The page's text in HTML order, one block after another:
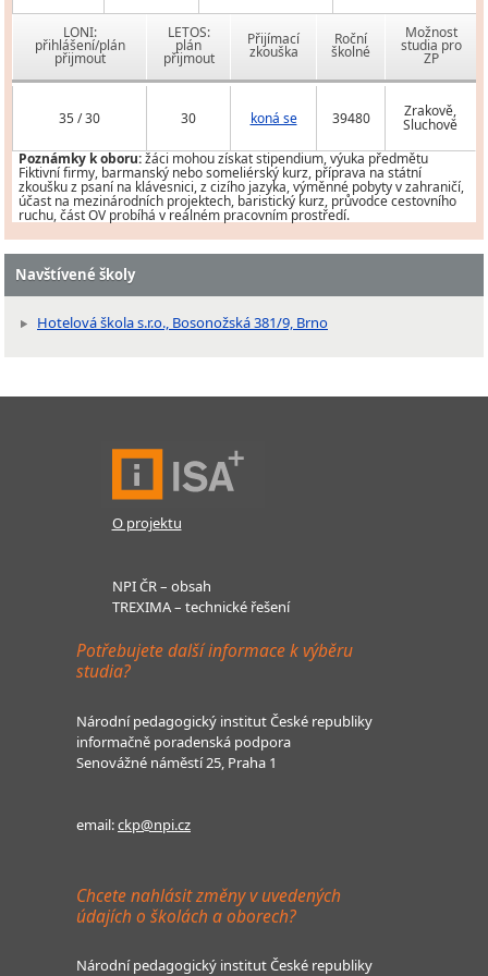
LONI:
přihlášení/plán
přijmout
LETOS:
plán
přijmout
Přijímací
zkouška
Roční
školné
Možnost
studia pro
ZP
35 / 30 30 koná se 39480 Zrakově,
Sluchově
Poznámky k oboru:žáci mohou získat stipendium, výuka předmětu
Fiktivní firmy, barmanský nebo someliérský kurz, příprava na státní
zkoušku z psaní na klávesnici, z cizího jazyka, výměnné pobyty v zahraničí,
účast na mezinárodních projektech, baristický kurz, průvodce cestovního
ruchu, část OV probíhá v reálném pracovním prostředí.
Navštívené školy
Hotelová škola s.r.o., Bosonožská 381/9, Brno
O projektu
NPI ČR – obsah
TREXIMA – technické řešení
Potřebujete další informace k výběru
studia?
Národní pedagogický institut České republiky
informačně poradenská podpora
Senovážné náměstí 25, Praha 1
email:ckp@npi.cz
Chcete nahlásit změny v uvedených
údajích o školách a oborech?
Národní pedagogický institut České republiky